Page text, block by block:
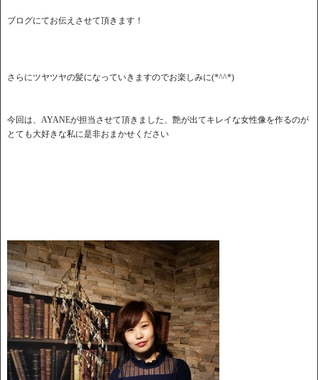
ブログにてお伝えさせて頂きます！
さらにツヤツヤの髪になっていきますのでお楽しみに(*^^*)
今回は、AYANEが担当させて頂きました、艶が出てキレイな女性像を作るのが
とても大好きな私に是非おまかせください